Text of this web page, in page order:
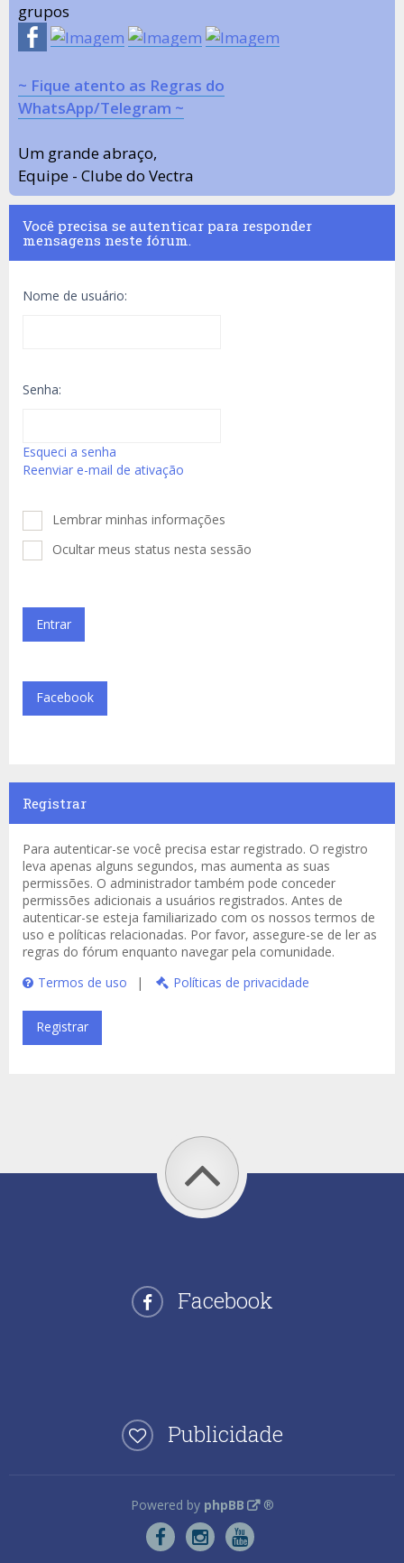
grupos
~ Fique atento as Regras do
WhatsApp/Telegram ~
Um grande abraço,
Equipe - Clube do Vectra
Você precisa se autenticar para responder
mensagens neste fórum.
Nome de usuário:
Senha:
Esqueci a senha
Reenviar e-mail de ativação
Lembrar minhas informações
Ocultar meus status nesta sessão
Facebook
Registrar
Para autenticar-se você precisa estar registrado. O registro
leva apenas alguns segundos, mas aumenta as suas
permissões. O administrador também pode conceder
permissões adicionais a usuários registrados. Antes de
autenticar-se esteja familiarizado com os nossos termos de
uso e políticas relacionadas. Por favor, assegure-se de ler as
regras do fórum enquanto navegar pela comunidade.
Termos de uso
| Políticas de privacidade
Registrar
Facebook
Publicidade
Powered by phpBB ®